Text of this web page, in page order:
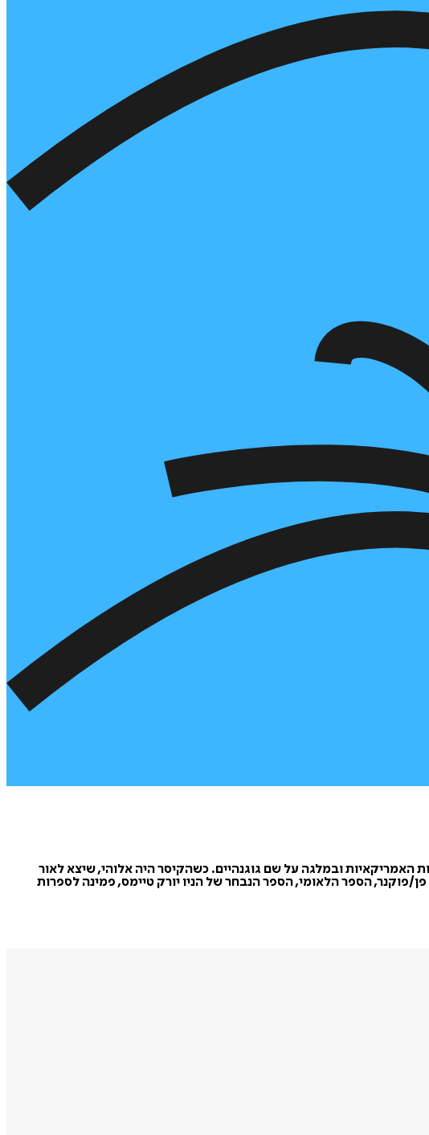
ובמלגה על שם גוגנהיים. כשהקיסר היה אלוהי, שיצא לאור
הבודהה בעליית הגג (פן הוצאה לאור/ידיעות ספרים, 2012), זיכה אותה בפרסי פן/פוקנר, הספר הלאומי, הספר הנבחר של הניו יורק טיימס, פמינה לספרות